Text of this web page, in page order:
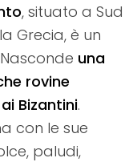
, situato a Sud
Grecia, è un
una
rovine
Bizantini.
con le sue
paludi,